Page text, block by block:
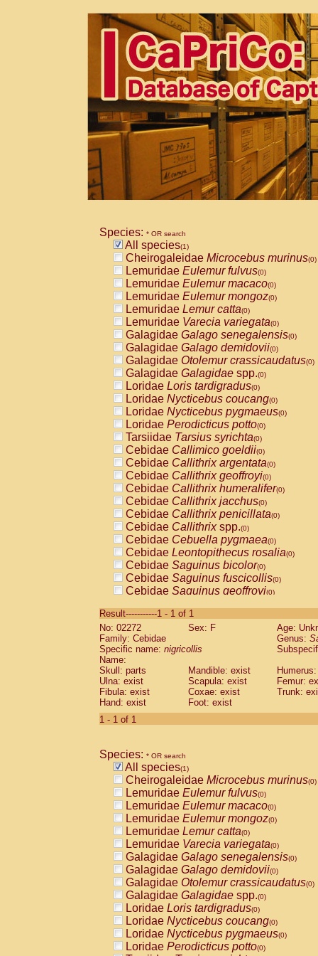
Species: * OR search
All species(1)
Cheirogaleidae Microcebus murinus(0)
Lemuridae Eulemur fulvus(0)
Lemuridae Eulemur macaco(0)
Lemuridae Eulemur mongoz(0)
Lemuridae Lemur catta(0)
Lemuridae Varecia variegata(0)
Galagidae Galago senegalensis(0)
Galagidae Galago demidovii(0)
Galagidae Otolemur crassicaudatus(0)
Galagidae Galagidae spp.(0)
Loridae Loris tardigradus(0)
Loridae Nycticebus coucang(0)
Loridae Nycticebus pygmaeus(0)
Loridae Perodicticus potto(0)
Tarsiidae Tarsius syrichta(0)
Cebidae Callimico goeldii(0)
Cebidae Callithrix argentata(0)
Cebidae Callithrix geoffroyi(0)
Cebidae Callithrix humeralifer(0)
Cebidae Callithrix jacchus(0)
Cebidae Callithrix penicillata(0)
Cebidae Callithrixspp.(0)
Cebidae Cebuella pygmaea(0)
Cebidae Leontopithecus rosalia(0)
Cebidae Saguinus bicolor(0)
Cebidae Saguinus fuscicollis(0)
Cebidae Saguinus geoffroyi(0)
CebidaeSaguinus labiatus(0)
Cebidae Saguinus leucopus (0)
Cebidae
CebidaeSaguinus mystax
Cebidae Saguinus nigricollis (1)
Cebidae Saguinus oedipus
Cebidae Saguinus weddelli
Cebidae Saguinusspp.
Cebidae
CebidaeCebus capucinus
CebidaeCebus nigrivittatus
CebidaeCebus spp.(0)
CebidaeSaimiri boliviensis(0)
CebidaeSaimiri sciureus(0)
AtelidaeAlouatta caraya(0)
AtelidaeAlouatta fusca(0)
AtelidaeAlouatta seniculus(0)
AtelidaeAlouattaspp.(0)
AtelidaeAteles belzebuth(0)
AtelidaeAteles geoffroyi(0)
AtelidaeAteles paniscus(0)
AtelidaeAtelesspp.(0)
AtelidaeLagothrix lagothricha(0)
AtelidaeLagothrix lagothricha cana
PitheciidaeCacajao calvus
Result-----------1 - 1 of 1
No: 02272
Sex: F
Age:
Family: Cebidae
Genus:
Specific name: nigricollis
Name:
Skull: parts
Mandible: exist
Ulna: exist
Scapula: exist
Femur:
Fibula: exist
Coxae: exist
Trunk:
Hand: exist
Foot: exist
1 - 1 of 1
Species: * OR search
All species(1)
Cheirogaleidae Microcebus murinus(0)
Lemuridae Eulemur fulvus(0)
Lemuridae Eulemur macaco(0)
Lemuridae Eulemur mongoz(0)
Lemuridae Lemur catta(0)
Lemuridae Varecia variegata(0)
Galagidae Galago senegalensis(0)
Galagidae Galago demidovii(0)
Galagidae Otolemur crassicaudatus(0)
Galagidae Galagidae spp.(0)
Loridae Loris tardigradus(0)
Loridae Nycticebus coucang(0)
Loridae Nycticebus pygmaeus(0)
Loridae Perodicticus potto(0)